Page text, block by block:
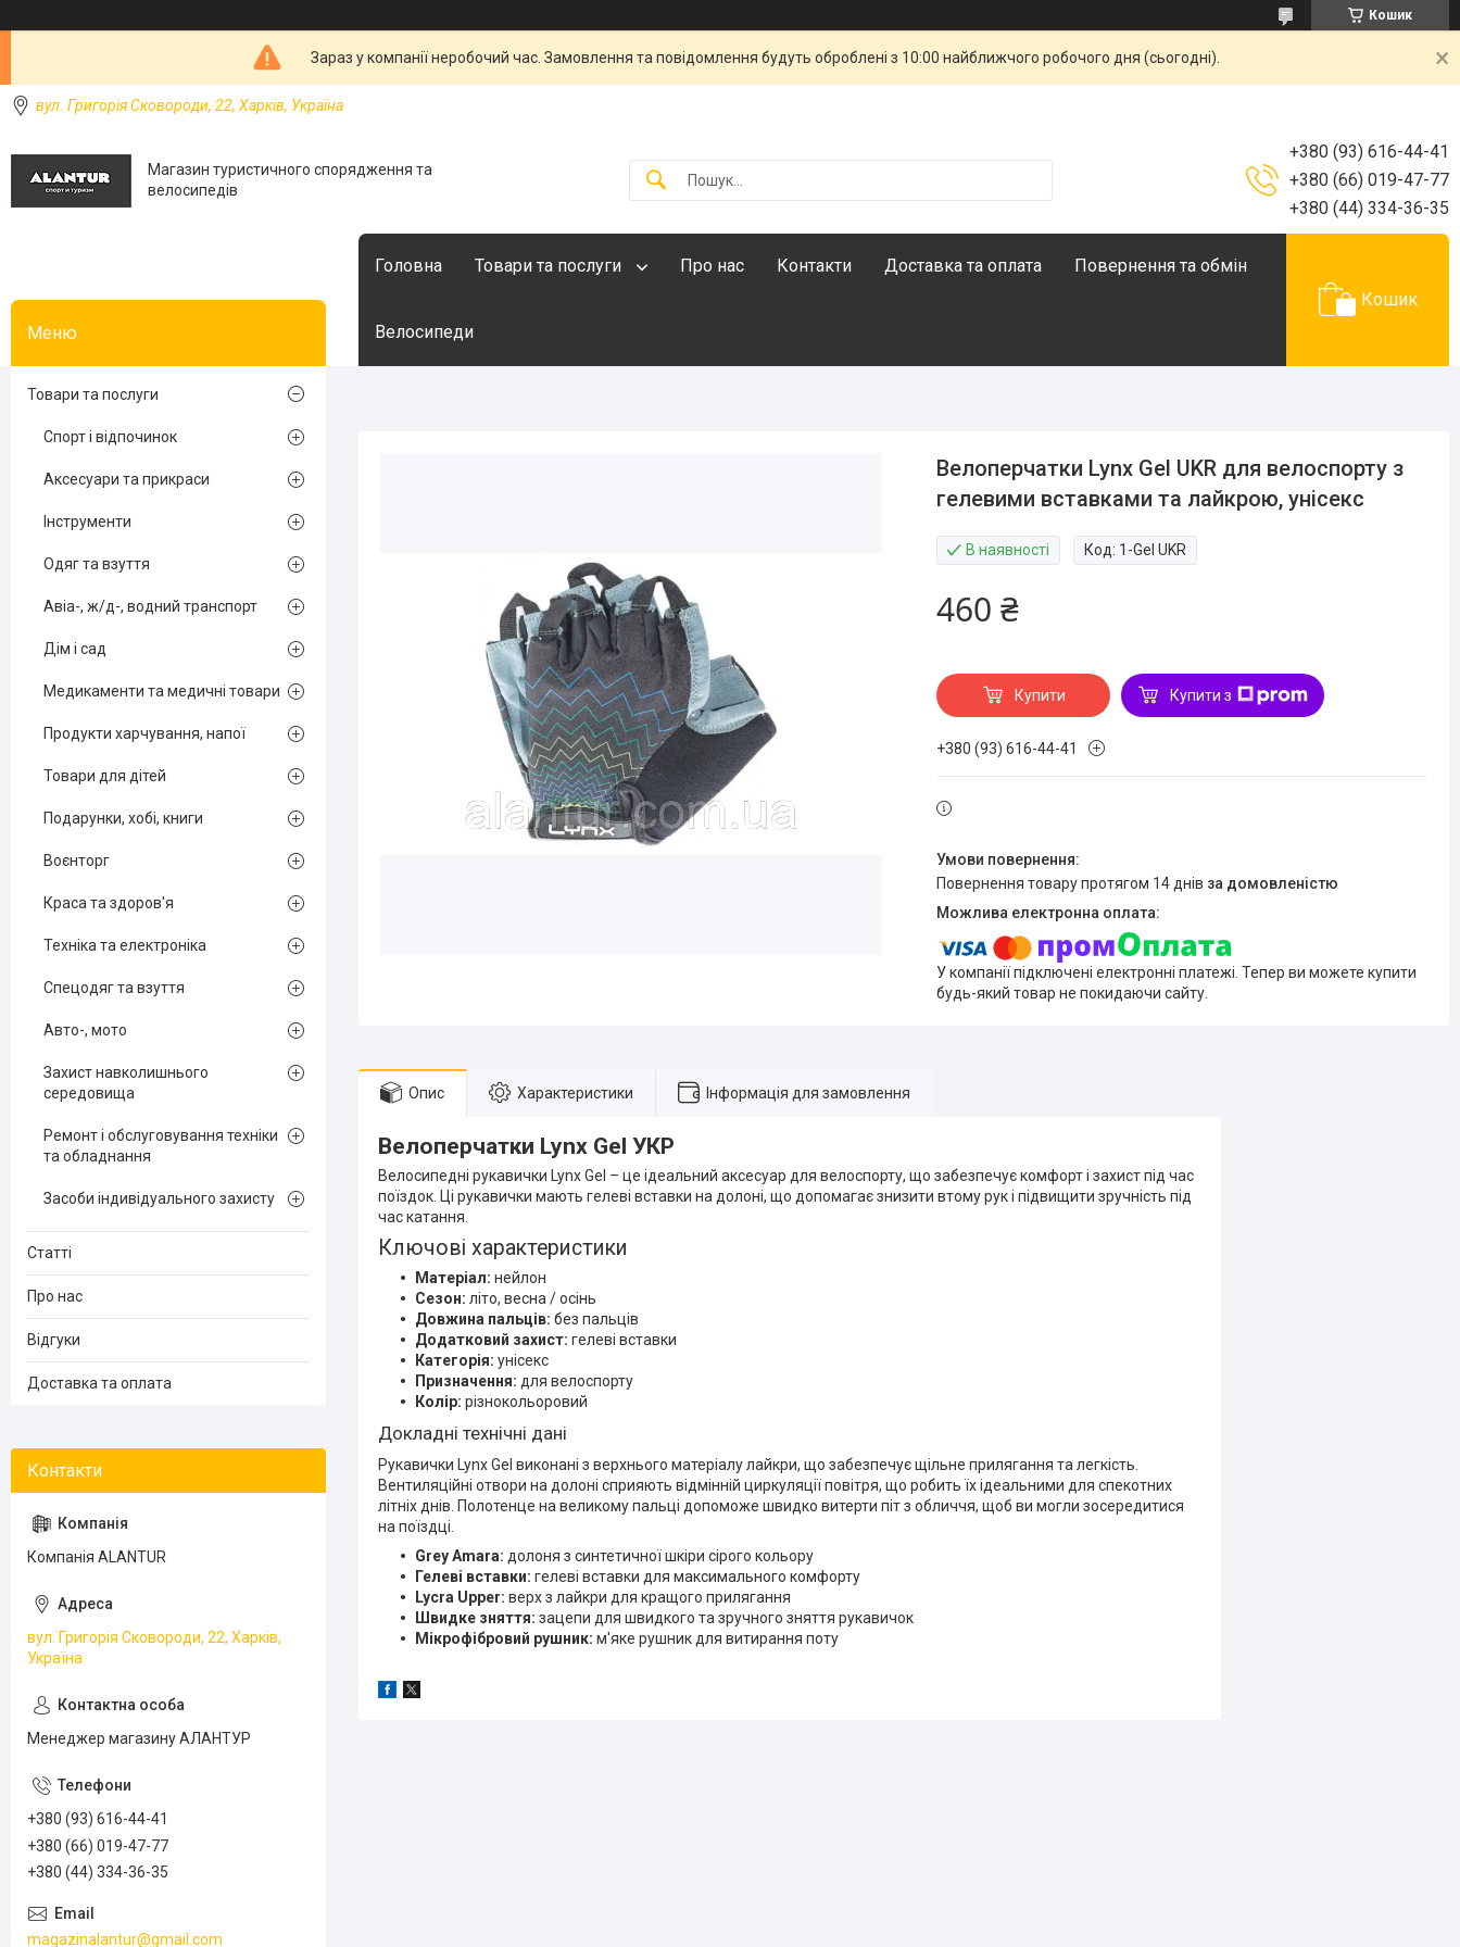
Кошик
Зараз у компанії неробочий час. Замовлення та повідомлення будуть оброблені з 10:00 найближчого робочого дня (сьогодні).
вул. Григорія Сковороди, 22, Харків, Україна
Магазин туристичного спорядження та
велосипедів
+380 (93) 616-44-41
+380 (66) 019-47-77
+380 (44) 334-36-35
Головна Товари та послуги Про нас Контакти Доставка та оплата Повернення та обмін
Велосипеди
Кошик
Велоперчатки Lynx Gel UKR для велоспорту з
гелевими вставками та лайкрою, унісекс
В наявності Код: 1-Gel UKR
460 ₴
Купити Купити з
+380 (93) 616-44-41
повернення товару протягом 14 днів за домовленістю
У компанії підключені електронні платежі. Тепер ви можете купити
будь-який товар не покидаючи сайту.
Опис Характеристики Інформація для замовлення
Велоперчатки Lynx Gel УКР
Велосипедні рукавички Lynx Gel – це ідеальний аксесуар для велоспорту, що забезпечує комфорт і захист під час
поїздок. Ці рукавички мають гелеві вставки на долоні, що допомагає знизити втому рук і підвищити зручність під
час катання.
Ключові характеристики
Матеріал: нейлон
Сезон: літо, весна / осінь
Довжина пальців: без пальців
Додатковий захист: гелеві вставки
Категорія: унісекс
Призначення: для велоспорту
Колір: різнокольоровий
Докладні технічні дані
Рукавички Lynx Gel виконані з верхнього матеріалу лайкри, що забезпечує щільне прилягання та легкість.
Вентиляційні отвори на долоні сприяють відмінній циркуляції повітря, що робить їх ідеальними для спекотних
літніх днів. Полотенце на великому пальці допоможе швидко витерти піт з обличчя, щоб ви могли зосередитися
на поїздці.
Grey Amara: долоня з синтетичної шкіри сірого кольору
Гелеві вставки: гелеві вставки для максимального комфорту
Lycra Upper: верх з лайкри для кращого прилягання
Швидке зняття: зацепи для швидкого та зручного зняття рукавичок
Мікрофібровий рушник: м'яке рушник для витирання поту
Товари та послуги
Спорт і відпочинок
Аксесуари та прикраси
Інструменти
Одяг та взуття
Авіа-, ж/д-, водний транспорт
Дім і сад
Медикаменти та медичні товари
Продукти харчування, напої
Товари для дітей
Подарунки, хобі, книги
Воєнторг
Краса та здоров'я
Техніка та електроніка
Спецодяг та взуття
Авто-, мото
Захист навколишнього
середовища
Ремонт і обслуговування техніки
та обладнання
Засоби індивідуального захисту
Статті
Про нас
Відгуки
Доставка та оплата
Компанія ALANTUR
вул. Григорія Сковороди, 22, Харків,
Україна
Менеджер магазину АЛАНТУР
+380 (93) 616-44-41
+380 (66) 019-47-77
+380 (44) 334-36-35
magazinalantur@gmail.com